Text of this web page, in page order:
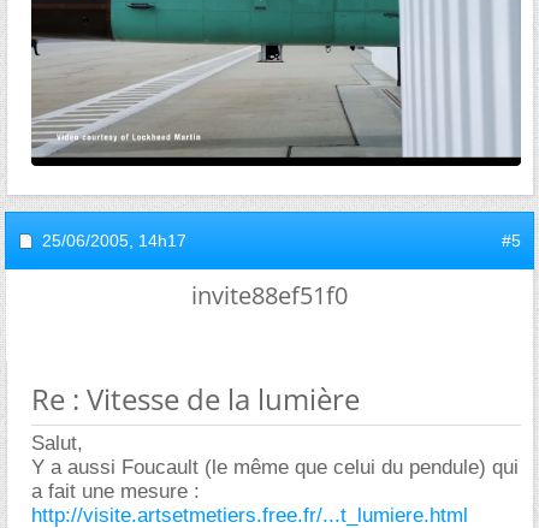
25/06/2005, 14h17 #5
invite88ef51f0
Re : Vitesse de la lumière
Salut,
Y a aussi Foucault (le même que celui du pendule) qui
a fait une mesure :
http://visite.artsetmetiers.free.fr/...t_lumiere.html